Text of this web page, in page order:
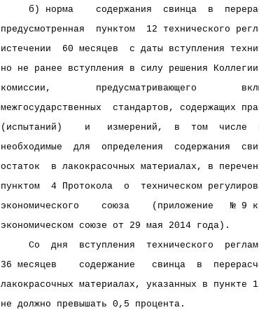
б) норма    содержания  свинца  в
предусмотренная  пунктом  12 технического
истечении  60 месяцев  с даты вступления
но не ранее вступления в силу решения
комиссии,        предусматривающего
межгосударственных  стандартов, содержащих
(испытаний)    и   измерений,  в  том  числе
необходимые  для  определения  содержания
остаток  в лакокрасочных материалах, в
пунктом  4 Протокола  о  техническом
экономического    союза    (приложение   № 9
экономическом союзе от 29 мая 2014 года).
Со  дня  вступления  технического
36 месяцев    содержание   свинца  в
лакокрасочных материалах, указанных в пункте
не должно превышать 0,5 процента.